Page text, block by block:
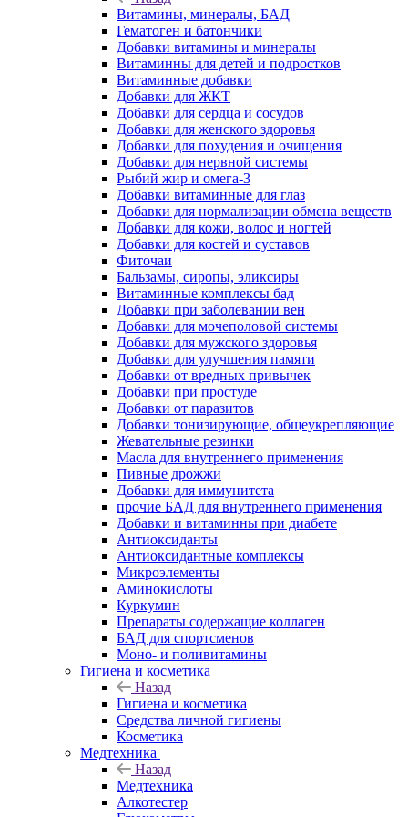
Витамины, минералы, БАД
Гематоген и батончики
Добавки витамины и минералы
Витаминны для детей и подростков
Витаминные добавки
Добавки для ЖКТ
Добавки для сердца и сосудов
Добавки для женского здоровья
Добавки для похудения и очищения
Добавки для нервной системы
Рыбий жир и омега-3
Добавки витаминные для глаз
Добавки для нормализации обмена веществ
Добавки для кожи, волос и ногтей
Добавки для костей и суставов
Фиточаи
Бальзамы, сиропы, эликсиры
Витаминные комплексы бад
Добавки при заболевании вен
Добавки для мочеполовой системы
Добавки для мужского здоровья
Добавки для улучшения памяти
Добавки от вредных привычек
Добавки при простуде
Добавки от паразитов
Добавки тонизирующие, общеукрепляющие
Жевательные резинки
Масла для внутреннего применения
Пивные дрожжи
Добавки для иммунитета
прочие БАД для внутреннего применения
Добавки и витаминны при диабете
Антиоксиданты
Антиоксидантные комплексы
Микроэлементы
Аминокислоты
Куркумин
Препараты содержащие коллаген
БАД для спортсменов
Моно- и поливитамины
Гигиена и косметика
Назад
Гигиена и косметика
Средства личной гигиены
Косметика
Медтехника
Назад
Медтехника
Алкотестер